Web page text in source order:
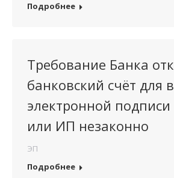
Подробнее
Требование Банка
банковский счёт для
электронной
или ИП незаконно
ЭП
Подробнее